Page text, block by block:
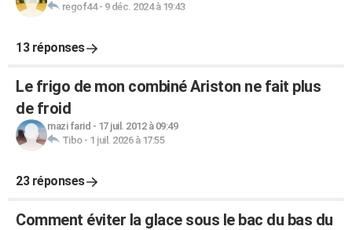
regof44- 9 déc. 2024 à 19:43
13 réponses
Le frigo de mon combiné Ariston ne fait plus
de froid
mazi farid - 17 juil. 2012 à 09:49
Tibo- 1 juil. 2026 à 17:55
23 réponses
Comment éviter la glace sous le bac du bas du